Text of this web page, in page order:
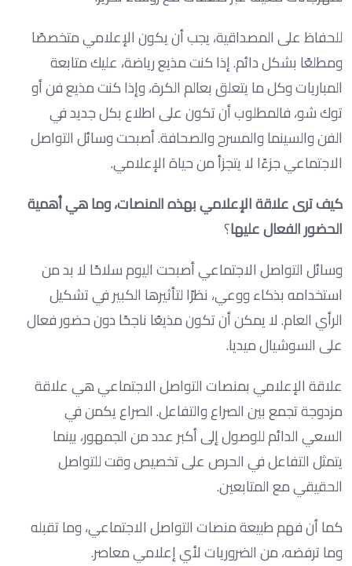
للحفاظ على المصداقية، يجب أن يكون الإعلامي متخصصًا
ومطلعًا بشكل دائم. إذا كنت مذيع رياضة، عليك متابعة
المباريات وكل ما يتعلق بعالم الكرة، وإذا كنت مذيع فن أو
توك شو، فالمطلوب أن تكون على اطلاع بكل جديد في
الفن والسينما والمسرح والصحافة. أصبحت وسائل التواصل
الاجتماعي جزءًا لا يتجزأ من حياة الإعلامي.
كيف ترى علاقة الإعلامي بهذه المنصات، وما هي أهمية
الحضور الفعال عليها؟
وسائل التواصل الاجتماعي أصبحت اليوم سلاحًا لا بد من
استخدامه بذكاء ووعي، نظرًا لتأثيرها الكبير في تشكيل
الرأي العام. لا يمكن أن تكون مذيعًا ناجحًا دون حضور فعال
على السوشيال ميديا.
علاقة الإعلامي بمنصات التواصل الاجتماعي هي علاقة
مزدوجة تجمع بين الصراع والتفاعل. الصراع يكمن في
السعي الدائم للوصول إلى أكبر عدد من الجمهور، بينما
يتمثل التفاعل في الحرص على تخصيص وقت للتواصل
الحقيقي مع المتابعين.
كما أن فهم طبيعة منصات التواصل الاجتماعي، وما تقبله
وما ترفضه، من الضروريات لأي إعلامي معاصر.